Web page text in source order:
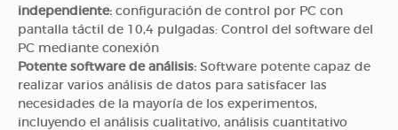
independiente: configuración de control por PC con
pantalla táctil de 10,4 pulgadas: Control del software del
PC mediante conexión
Potente software de análisis: Software potente capaz de
realizar varios análisis de datos para satisfacer las
necesidades de la mayoría de los experimentos,
incluyendo el análisis cualitativo, análisis cuantitativo